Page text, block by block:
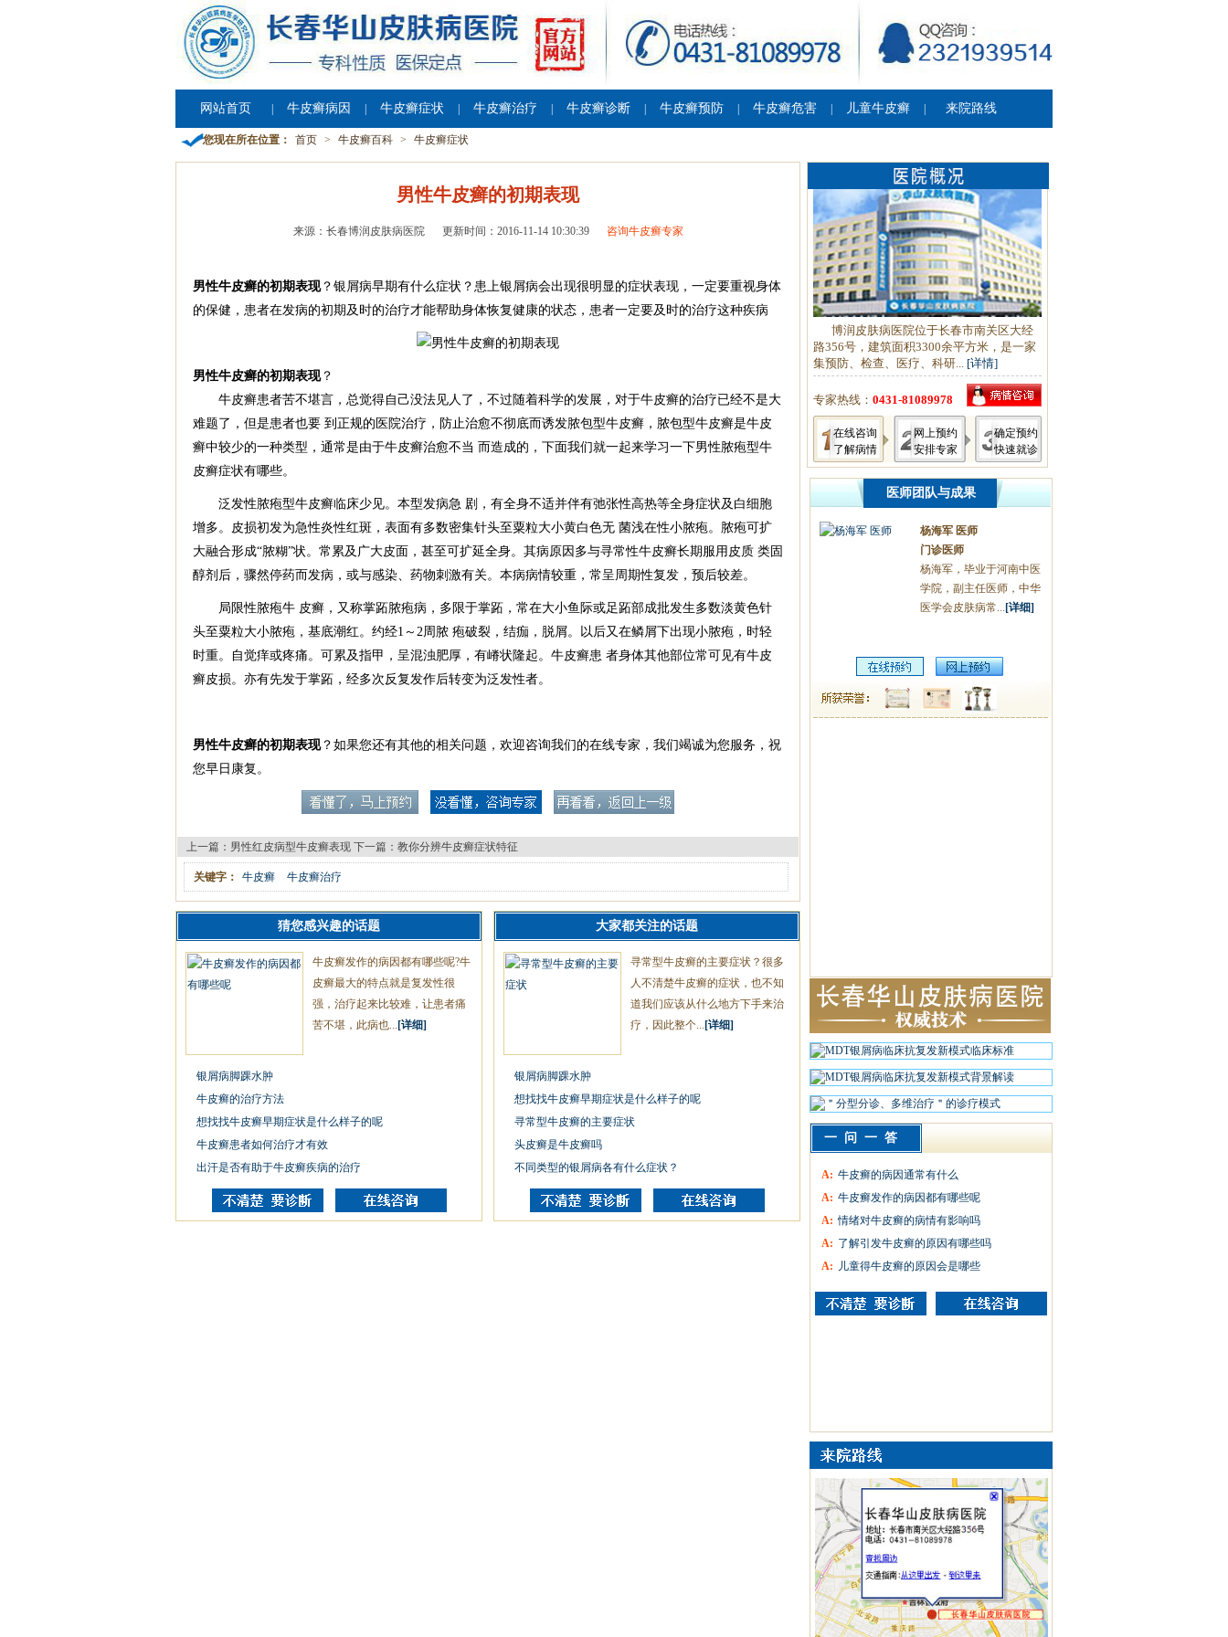
网站首页 牛皮癣病因 牛皮癣症状 牛皮癣治疗 牛皮癣诊断 牛皮癣预防 牛皮癣危害 儿童牛皮癣 来院路线
您现在所在位置： 首页 > 牛皮癣百科 > 牛皮癣症状
男性牛皮癣的初期表现
来源：长春博润皮肤病医院 更新时间：2016-11-14 10:30:39 咨询牛皮癣专家
男性牛皮癣的初期表现？银屑病早期有什么症状？患上银屑病会出现很明显的症状表现，一定要重视身体
的保健，患者在发病的初期及时的治疗才能帮助身体恢复健康的状态，患者一定要及时的治疗这种疾病
男性牛皮癣的初期表现？
牛皮癣患者苦不堪言，总觉得自己没法见人了，不过随着科学的发展，对于牛皮癣的治疗已经不是大
难题了，但是患者也要 到正规的医院治疗，防止治愈不彻底而诱发脓包型牛皮癣，脓包型牛皮癣是牛皮
癣中较少的一种类型，通常是由于牛皮癣治愈不当 而造成的，下面我们就一起来学习一下男性脓疱型牛
皮癣症状有哪些。
泛发性脓疱型牛皮癣临床少见。本型发病急 剧，有全身不适并伴有弛张性高热等全身症状及白细胞
增多。皮损初发为急性炎性红斑，表面有多数密集针头至粟粒大小黄白色无 菌浅在性小脓疱。脓疱可扩
大融合形成“脓糊”状。常累及广大皮面，甚至可扩延全身。其病原因多与寻常性牛皮癣长期服用皮质 类固
醇剂后，骤然停药而发病，或与感染、药物刺激有关。本病病情较重，常呈周期性复发，预后较差。
局限性脓疱牛 皮癣，又称掌跖脓疱病，多限于掌跖，常在大小鱼际或足跖部成批发生多数淡黄色针
头至粟粒大小脓疱，基底潮红。约经1～2周脓 疱破裂，结痂，脱屑。以后又在鳞屑下出现小脓疱，时轻
时重。自觉痒或疼痛。可累及指甲，呈混浊肥厚，有嵴状隆起。牛皮癣患 者身体其他部位常可见有牛皮
癣皮损。亦有先发于掌跖，经多次反复发作后转变为泛发性者。
男性牛皮癣的初期表现？如果您还有其他的相关问题，欢迎咨询我们的在线专家，我们竭诚为您服务，祝
您早日康复。
上一篇： 男性红皮病型牛皮癣表现 下一篇： 教你分辨牛皮癣症状特征
关键字： 牛皮癣 牛皮癣治疗
猜您感兴趣的话题
牛皮癣发作的病因都有哪些呢?牛
皮癣最大的特点就是复发性很
强，治疗起来比较难，让患者痛
苦不堪，此病也... [详细]
银屑病脚踝水肿
牛皮癣的治疗方法
想找找牛皮癣早期症状是什么样子的呢
牛皮癣患者如何治疗才有效
出汗是否有助于牛皮癣疾病的治疗
大家都关注的话题
寻常型牛皮癣的主要症状？很多
人不清楚牛皮癣的症状，也不知
道我们应该从什么地方下手来治
疗，因此整个... [详细]
银屑病脚踝水肿
想找找牛皮癣早期症状是什么样子的呢
寻常型牛皮癣的主要症状
头皮癣是牛皮癣吗
不同类型的银屑病各有什么症状？
博润皮肤病医院位于长春市南关区大经
路356号，建筑面积3300余平方米，是一家
集预防、检查、医疗、科研... [详情]
专家热线： 0431-81089978
在线咨询
了解病情
网上预约
安排专家
确定预约
快速就诊
医师团队与成果
杨海军 医师
门诊医师
杨海军，毕业于河南中医
学院，副主任医师，中华
医学会皮肤病常... [详细]
一问一答
A: 牛皮癣的病因通常有什么
A: 牛皮癣发作的病因都有哪些呢
A: 情绪对牛皮癣的病情有影响吗
A: 了解引发牛皮癣的原因有哪些吗
A: 儿童得牛皮癣的原因会是哪些